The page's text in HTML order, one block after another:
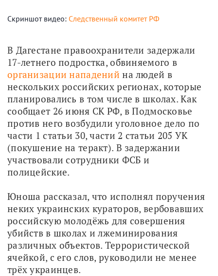
Скриншот видео: Следственный комитет РФ
В Дагестане правоохранители задержали
организации нападений на людей в
нескольких российских регионах, которые
планировались в том числе в школах. Как
сообщает 26 июня СК РФ, в Подмосковье
против него возбудили уголовное дело по
части 1 статьи 30, части 2 статьи 205 УК
(покушение на теракт). В задержании
участвовали сотрудники ФСБ и
полицейские.
Юноша рассказал, что исполнял поручения
неких украинских кураторов, вербовавших
российскую молодёжь для совершения
убийств в школах и лжеминирования
различных объектов. Террористической
ячейкой, с его слов, руководили не менее
трёх украинцев.